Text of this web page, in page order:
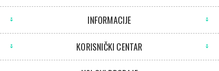
INFORMACIJE
KORISNIČKI CENTAR